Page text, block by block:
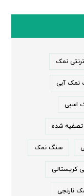
نمک
نمک آبی
اسبی
شده
سنگ نمک
کریستالی
نارنجی